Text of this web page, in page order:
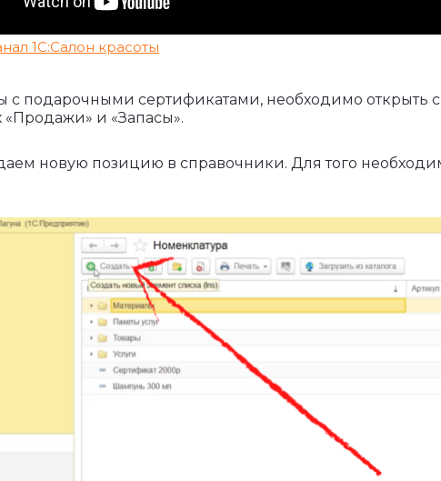
1С:Салон красоты
с подарочными сертификатами, необходимо открыть
«Продажи» и «Запасы».
новую позицию в справочники. Для того